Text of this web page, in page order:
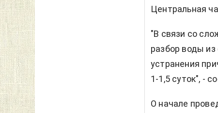
Центральная
"В связи со
разбор воды
устранения
1-1,5 суток", -
О начале